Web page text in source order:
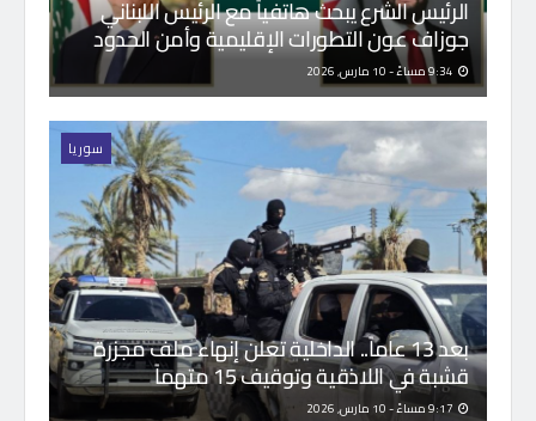
الرئيس الشرع يبحث هاتفياً مع الرئيس اللبناني
جوزاف عون التطورات الإقليمية وأمن الحدود
سوريا
بعد 13 عاماً.. الداخلية تعلن إنهاء ملف مجزرة
قشبة في اللاذقية وتوقيف 15 متهماً
9:17 مساءً - 10 مارس, 2026